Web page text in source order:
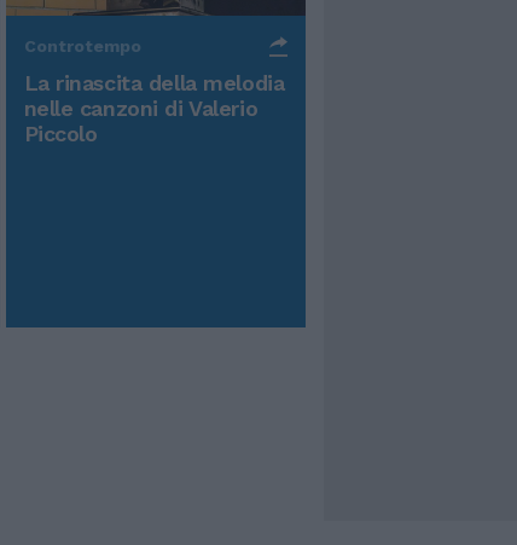
Controtempo
La rinascita della melodia
nelle canzoni di Valerio
Piccolo